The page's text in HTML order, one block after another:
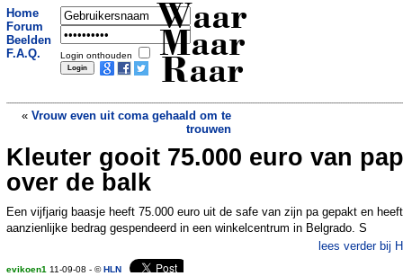
Home
Forum
Beelden
F.A.Q.
Login onthouden
Waar
Maar
Raar
« Vrouw even uit coma gehaald om te
trouwen
Studente verkoopt haar maagdelijkheid
in programma»
Kleuter gooit 75.000 euro van
over de balk
Een vijfjarig baasje heeft 75.000 euro uit de safe van zijn pa gepakt en
aanzienlijke bedrag gespendeerd in een winkelcentrum in Belgrado. S
lees verder bij
evikoen1 11-09-08 - ©HLN